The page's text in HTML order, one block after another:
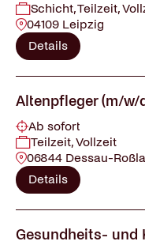
Schicht, Teilzeit,
04109 Leipzig
Details
Altenpfleger (m/w/
Ab sofort
Teilzeit, Vollzeit
06844 Dessau-
Details
Gesundheits- und